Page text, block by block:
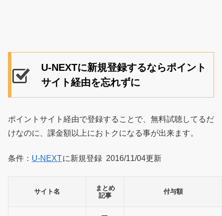
U-NEXTに新規登録するならポイント
サイト経由を忘れずに
ポイントサイト経由で登録することで、無料試聴してるだ
けなのに、課金額以上におトクになる事が出来ます。
条件： U-NEXTに新規登録 2016/11/04更新
サイト名
まとめ
記事
付与額